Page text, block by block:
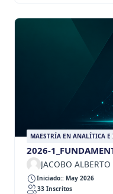
MAESTRÍA EN ANALÍTICA E
2026-
JACOBO
Iniciado:: May 2026
33 Inscritos